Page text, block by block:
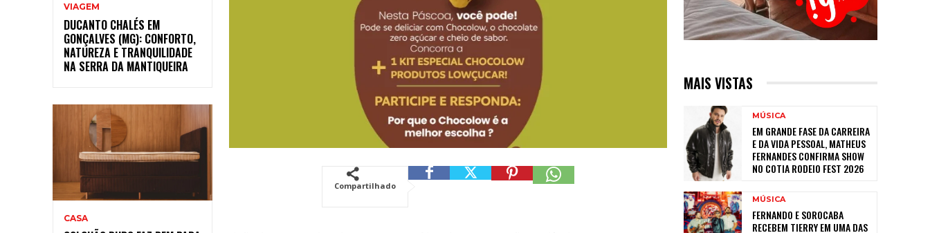
VIAGEM
DUCANTO CHALÉS EM
GONÇALVES (MG): CONFORTO,
NATUREZA E TRANQUILIDADE
NA SERRA DA MANTIQUEIRA
CASA
Compartilhado
MAIS VISTAS
MÚSICA
EM GRANDE FASE DA CARREIRA
E DA VIDA PESSOAL, MATHEUS
FERNANDES CONFIRMA SHOW
NO COTIA RODEIO FEST 2026
MÚSICA
FERNANDO E SOROCABA
RECEBEM TIERRY EM UMA DAS